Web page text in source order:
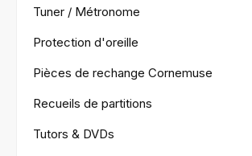
Tuner / Métronome
Protection d'oreille
Pièces de rechange Cornemuse
Recueils de partitions
Tutors & DVDs